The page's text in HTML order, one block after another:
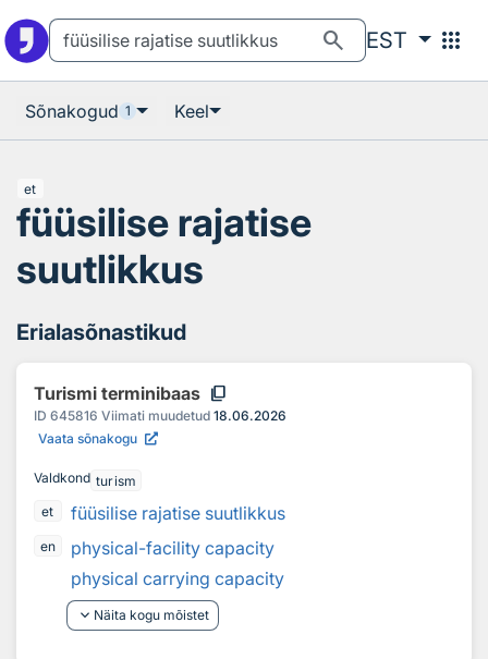
search EST apps
Sõnakogud 1 Keel
et
füüsilise rajatise
suutlikkus
Erialasõnastikud
Turismi terminibaas content_copy
ID 645816 Viimati muudetud 18.06.2026
Vaata sõnakogu
Valdkond turism
et
füüsilise rajatise suutlikkus
en
physical-facility capacity
physical carrying capacity
keyboard_arrow_down Näita kogu mõistet